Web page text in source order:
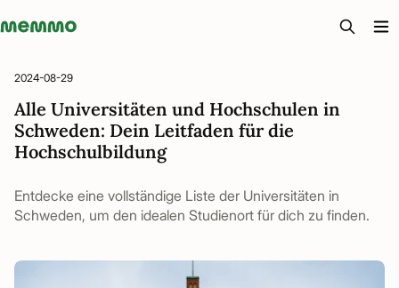
Memmo - AI-verktyg och digital kurslitteratur
2024-08-29
Alle Universitäten und Hochschulen in
Schweden: Dein Leitfaden für die
Hochschulbildung
Entdecke eine vollständige Liste der Universitäten in
Schweden, um den idealen Studienort für dich zu finden.